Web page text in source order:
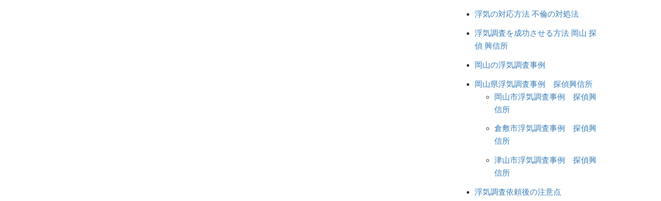
浮気の対応方法 不倫の対処法
浮気調査を成功させる方法 岡山 探
偵 興信所
岡山の浮気調査事例
岡山県浮気調査事例 探偵興信所
岡山市浮気調査事例 探偵興
信所
倉敷市浮気調査事例 探偵興
信所
津山市浮気調査事例 探偵興
信所
浮気調査依頼後の注意点